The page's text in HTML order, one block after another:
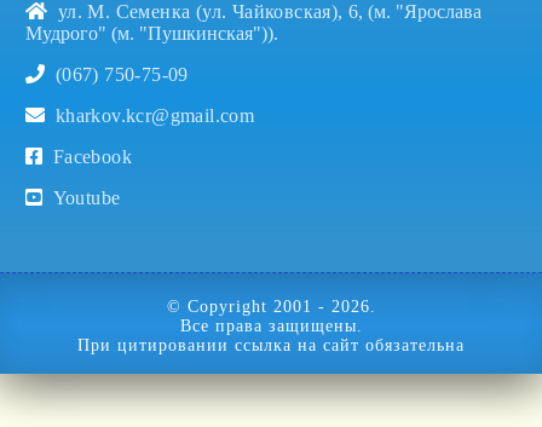
ул. М. Семенка (ул. Чайковская), 6, (м. "Ярослава
Мудрого" (м. "Пушкинская")).
(067) 750-75-09
kharkov.kcr@gmail.com
Facebook
Youtube
© Copyright
.
Все права защищены.
При цитировании ссылка на сайт обязательна